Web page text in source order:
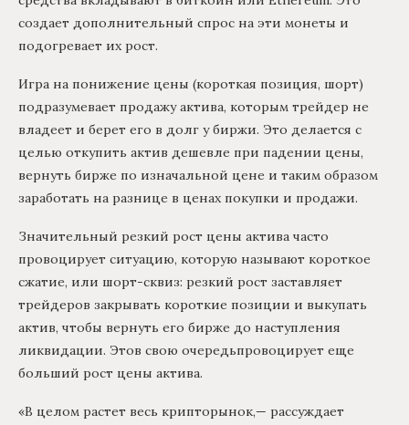
создает дополнительный спрос на эти монеты и
подогревает их рост.
Игра на понижение цены (короткая позиция, шорт)
подразумевает продажу актива, которым трейдер не
владеет и берет его в долг у биржи. Это делается с
целью откупить актив дешевле при падении цены,
вернуть бирже по изначальной цене и таким образом
заработать на разнице в ценах покупки и продажи.
Значительный резкий рост цены актива часто
провоцирует ситуацию, которую называют короткое
сжатие, или шорт-сквиз: резкий рост заставляет
трейдеров закрывать короткие позиции и выкупать
актив, чтобы вернуть его бирже до наступления
ликвидации. Этов свою очередьпровоцирует еще
больший рост цены актива.
«В целом растет весь крипторынок,— рассуждает